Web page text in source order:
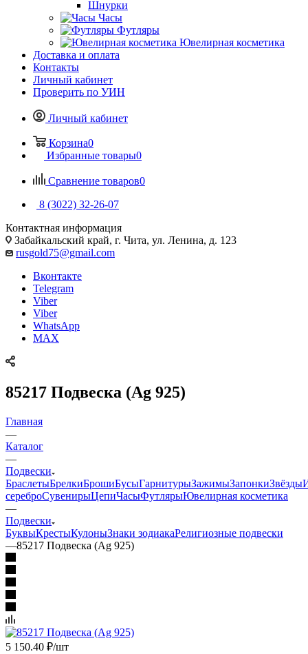
Шнурки
Часы
Футляры
Ювелирная косметика
Доставка и оплата
Контакты
Личный кабинет
Проверить по УИН
Личный кабинет
Корзина0
Избранные товары0
Сравнение товаров0
8 (3022) 32-26-07
Контактная информация
Забайкальский край, г. Чита, ул. Ленина, д. 123
rusgold75@gmail.com
Вконтакте
Telegram
Viber
Viber
WhatsApp
MAX
85217 Подвеска (Ag 925)
Главная
—
Каталог
—
Подвески
БраслетыБрелкиБрошиБусыГарнитурыЗажимыЗапонкиЗвёзды
сереброСувенирыЦепиЧасыФутлярыЮвелирная косметика
—
Подвески
БуквыКрестыКулоныЗнаки зодиакаРелигиозные подвески
—85217 Подвеска (Ag 925)
5 150.40 ₽/шт